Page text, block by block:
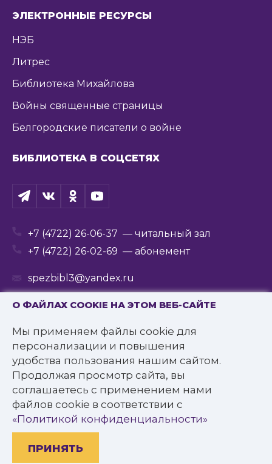
О ФАЙЛАХ COOKIE НА ЭТОМ ВЕБ-САЙТЕ
Мы применяем файлы cookie для
персонализации и повышения
удобства пользования нашим сайтом.
Продолжая просмотр сайта, вы
соглашаетесь с применением нами
файлов cookie в соответствии с
«Политикой конфиденциальности»
ПРИНЯТЬ
ЭЛЕКТРОННЫЕ РЕСУРСЫ
НЭБ
Литрес
Библиотека Михайлова
Войны священные страницы
Белгородские писатели о войне
БИБЛИОТЕКА В СОЦСЕТЯХ
+7 (4722) 26-06-37 — читальный зал
+7 (4722) 26-02-69 — абонемент
spezbibl3@yandex.ru
© 2016—2022 Государственное бюджетное
учреждение культуры
«Белгородская государственная специальная
библиотека для слепых им. В.Я. Ерошенко».
Все права защищены.
Политика конфиденциальности
Разработано: